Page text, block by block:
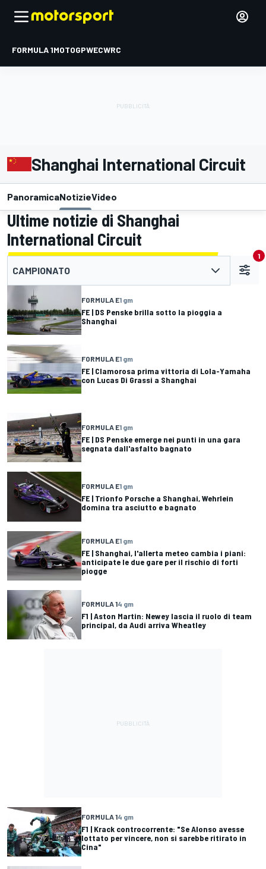
FORMULA 1MOTOGPWECWRC
Shanghai International Circuit
PanoramicaNotizieVideo
Ultime notizie di Shanghai
International Circuit
CAMPIONATO
1
FORMULA E1 gm
FE | DS Penske brilla sotto la pioggia a
Shanghai
FORMULA E1 gm
FE | Clamorosa prima vittoria di Lola-Yamaha
con Lucas Di Grassi a Shanghai
FORMULA E1 gm
FE | DS Penske emerge nei punti in una gara
segnata dall'asfalto bagnato
FORMULA E1 gm
FE | Trionfo Porsche a Shanghai, Wehrlein
domina tra asciutto e bagnato
FORMULA E1 gm
FE | Shanghai, l'allerta meteo cambia i piani:
anticipate le due gare per il rischio di forti
piogge
FORMULA 14 gm
F1 | Aston Martin: Newey lascia il ruolo di team
principal, da Audi arriva Wheatley
FORMULA 14 gm
F1 | Krack controcorrente: "Se Alonso avesse
lottato per vincere, non si sarebbe ritirato in
Cina"